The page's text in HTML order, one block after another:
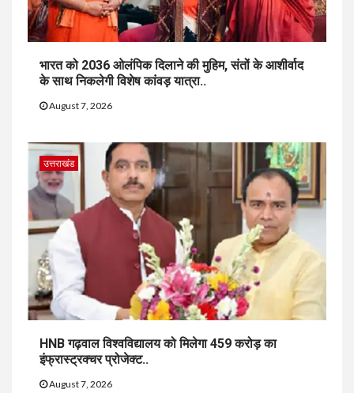
भारत को 2036 ओलंपिक दिलाने की मुहिम, संतों के आशीर्वाद
के साथ निकलेगी विशेष कांवड़ यात्रा..
August 7, 2026
उत्तराखंड
HNB गढ़वाल विश्वविद्यालय को मिलेगा 459 करोड़ का
इंफ्रास्ट्रक्चर प्रोजेक्ट..
August 7, 2026